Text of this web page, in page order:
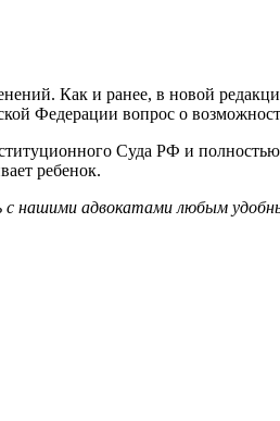
Как и ранее, в новой
Федерации вопрос о
Суда РФ и
ребенок.
с нашими адвокатами любым